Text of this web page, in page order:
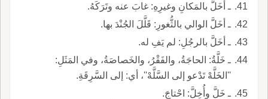
ـ أخَلَّ بالمَكانِ وغيرِهِ: غابَ عنه وتَرَكَهُ.
ـ أخَلَّ الوالي بالثُّغورِ: قَلَّلَ الجُنْدَ بها.
ـ أخَلَّ بالرجُلِ: لم يَفِ له.
ـ خَلَّةُ: الحاجَةُ، والفَقْرُ، والخَصاصَةُ، وفي المَثَلِ:
''الخَلَّهْ تَدْعو إلى السَّلَّهْ''، أي: إلى السَّرِقَةِ.
ـ خَلَّ وأُخِلَّ: احْتاجَ.